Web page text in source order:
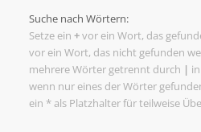
Suche nach Wörtern:
Setze ein +vor ein Wort, das
vor ein Wort, das nicht gefunden
mehrere Wörter getrennt durch |
wenn nur eines der Wörter
ein * als Platzhalter für teilweise